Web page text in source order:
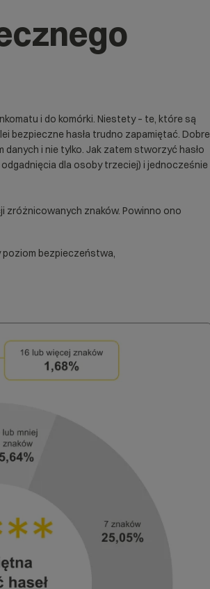
i do komórki. Niestety – te, które są
bezpieczne hasła trudno zapamiętać. Dobre
i nie tylko. Jak zatem stworzyć hasło
dla osoby trzeciej) i jednocześnie
zróżnicowanych znaków. Powinno ono
poziom bezpieczeństwa,